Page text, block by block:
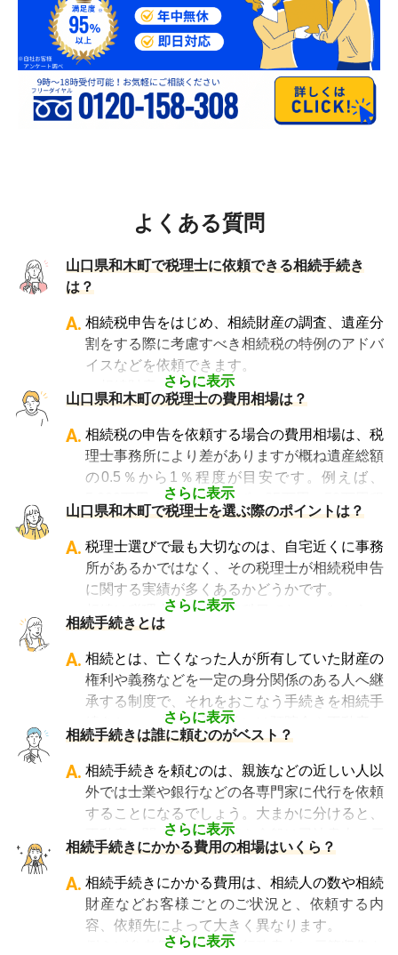
よくある質問
山口県和木町で税理士に依頼できる相続手続き
は？
さらに表示
A. 相続税申告をはじめ、相続財産の調査、遺産分
割をする際に考慮すべき相続税の特例のアドバ
イスなどを依頼できます。
・相続財産の調査
・特例等を適用した申告の遺産分割協議書の作
成
・相続税の申告や準確定申告
山口県和木町の税理士の費用相場は？
さらに表示
A. 相続税の申告を依頼する場合の費用相場は、税
理士事務所により差がありますが概ね遺産総額
の0.5％から1％程度が目安です。例えば、
5,000万円の遺産であれば、25万円～50万円程
度が目安となります。
相談料については、初回のみ無料・30分以内
無料・30分から1時間あたり数千円の費用がか
かる、などさまざまです。
なお相続税の申告期限ギリギリに依頼をする
と、特急料金が上乗せされるため、注意が必要
です。
「相続費用見積ガイド」では、 相続税申告に強
い税理士に、無料で一括見積依頼が可能です 。
ご自身の状況ではいくら費用がかかるのか、ま
ずは見積を取り寄せてみましょう。
山口県和木町で税理士を選ぶ際のポイントは？
さらに表示
A. 税理士選びで最も大切なのは、自宅近くに事務
所があるかではなく、その税理士が相続税申告
に関する実績が多くあるかどうかです。
相続は税理士試験の必修科目でないことから、
資格試験を取る時に選択していない税理士にと
っては全くの専門外となります。
そのため相続税を専門に扱う税理士事務所や、
相続税申告の経験が豊富な税理士事務所を選ぶ
ことが、節税の面でもスムーズな手続きの面で
も大変重要になります。
なお、自宅から離れた場所にある事務所であっ
ても、相続税申告の対応は可能です。
「相続費用見積ガイド」では、相続税申告に強
い税理士を多数掲載しており、無料で一括見積
依頼が可能です。ぜひご利用ください。
相続手続きとは
さらに表示
A. 相続とは、亡くなった人が所有していた財産の
権利や義務などを一定の身分関係のある人へ継
承する制度で、それをおこなう手続きを相続手
続きといいます。具体的には預貯金や不動産、
借金なども含めた亡くなった人の財産を配偶者
や子どもなどの相続人に引き継ぐ手続きのこと
です。相続手続きが大変と言われるのは、その
複雑さや手続きの多さにあります。加えて役所
や銀行などに出向くことも多いことから時間も
手間もかかります。専門家に任せればそういっ
た煩わしさを大幅に減らすことができます。
相続手続きは誰に頼むのがベスト？
さらに表示
A. 相続手続きを頼むのは、親族などの近しい人以
外では士業や銀行などの各専門家に代行を依頼
することになるでしょう。大まかに分けると、
不動産に関する相続手続き全般は司法書士、戸
籍謄本の収集、預貯金口座・車などの名義変更
手続きを任せたい場合は行政書士、相続税申告
や節税対策の検討は税理士、相続人の間で争い
やトラブルになっている場合は弁護士というよ
うに状況別に頼むのがベストです。
相続手続きにかかる費用の相場はいくら？
さらに表示
A. 相続手続きにかかる費用は、相続人の数や相続
財産などお客様ごとのご状況と、依頼する内
容、依頼先によって大きく異なります。
例えば参考価格として、行政書士に戸籍収集を